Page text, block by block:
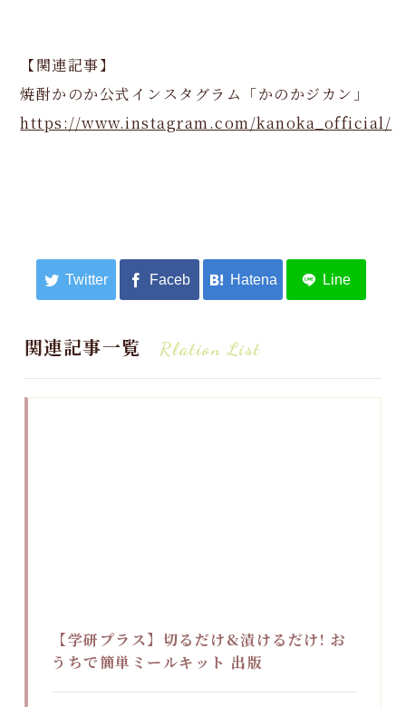
【関連記事】
焼酎かのか公式インスタグラム「かのかジカン」
https://www.instagram.com/kanoka_official/
関連記事一覧 Rlation List
【学研プラス】切るだけ&漬けるだけ! お
うちで簡単ミールキット 出版